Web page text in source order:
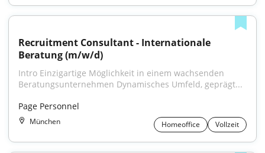
Recruitment Consultant - Internationale
Beratung (m/w/d)
Intro Einzigartige Möglichkeit in einem wachsenden
Beratungsunternehmen Dynamisches Umfeld, geprägt...
Page Personnel
München Homeoffice Vollzeit